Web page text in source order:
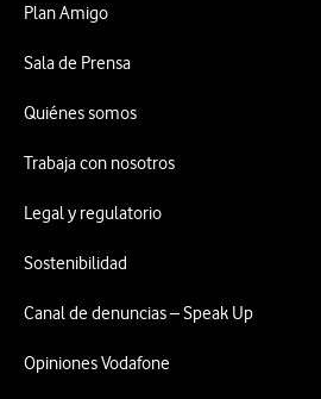
Plan Amigo
Sala de Prensa
Quiénes somos
Trabaja con nosotros
Legal y regulatorio
Sostenibilidad
Canal de denuncias – Speak Up
Opiniones Vodafone